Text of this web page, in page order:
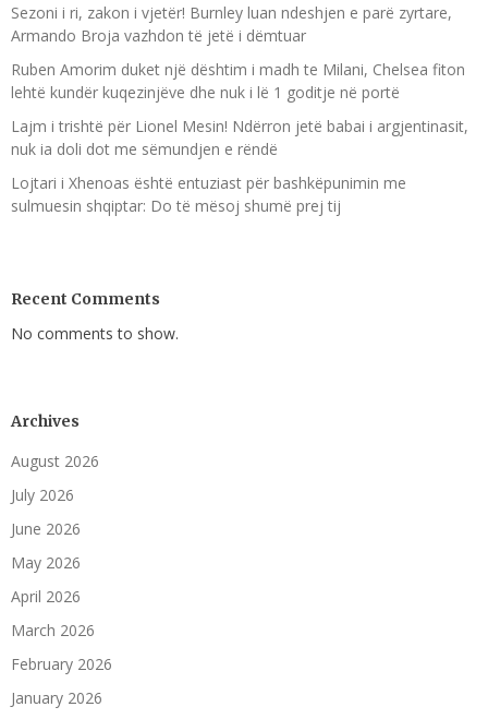
Sezoni i ri, zakon i vjetër! Burnley luan ndeshjen e parë zyrtare,
Armando Broja vazhdon të jetë i dëmtuar
Ruben Amorim duket një dështim i madh te Milani, Chelsea fiton
lehtë kundër kuqezinjëve dhe nuk i lë 1 goditje në portë
Lajm i trishtë për Lionel Mesin! Ndërron jetë babai i argjentinasit,
nuk ia doli dot me sëmundjen e rëndë
Lojtari i Xhenoas është entuziast për bashkëpunimin me
sulmuesin shqiptar: Do të mësoj shumë prej tij
Recent Comments
No comments to show.
Archives
August 2026
July 2026
June 2026
May 2026
April 2026
March 2026
February 2026
January 2026